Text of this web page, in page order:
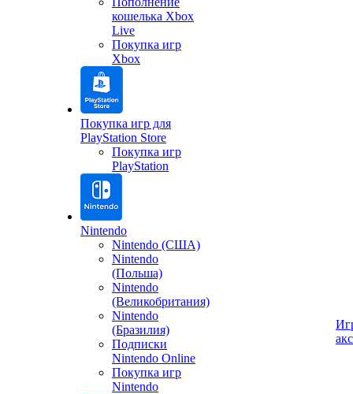
кошелька Xbox
Live
Покупка игр
Xbox
Покупка игр для
PlayStation Store
Покупка игр
PlayStation
Nintendo
Nintendo (США)
Nintendo
(Польша)
Nintendo
(Великобритания)
Nintendo
(Бразилия)
Подписки
Nintendo Online
Покупка игр
Nintendo